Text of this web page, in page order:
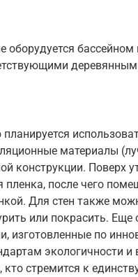
оборудуется
материалы
конструкции. Поверх
пленка, после чего
Для стен также
или покрасить.
изготовленные по
экологичности
кто стремится к